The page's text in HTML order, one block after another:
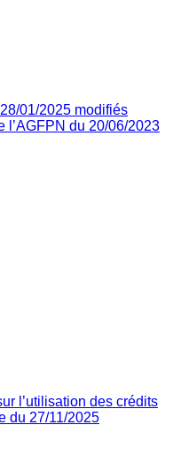
01/2025 modifiés
l’AGFPN du 20/06/2023
l’utilisation des crédits
du 27/11/2025